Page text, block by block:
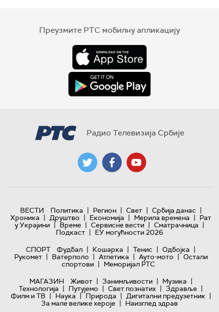
Преузмите РТС мобилну апликацију
Радио Телевизија Србије
ВЕСТИ Политика | Регион | Свет | Србија данас |
Хроника | Друштво | Економија | Мерила времена | Рат
у Украјини | Време | Сервисне вести | Сматрачница |
Подкаст | ЕУ могућности 2026
СПОРТ
Фудбал | Кошарка | Тенис | Одбојка |
Рукомет | Ватерполо | Атлетика | Ауто-мото | Остали
спортови | Меморијал РТС
МАГАЗИН
Живот | Занимљивости | Музика |
Технологијa | Путујемо | Свет познатих | Здравље |
Филм и ТВ | Наука | Природа | Дигитални предузетник |
За мале велике хероје | Наизглед здрав